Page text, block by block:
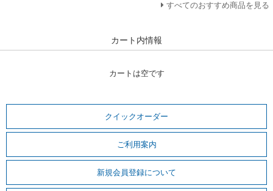
すべてのおすすめ商品を見る
カート内情報
カートは空です
クイックオーダー
ご利用案内
新規会員登録について